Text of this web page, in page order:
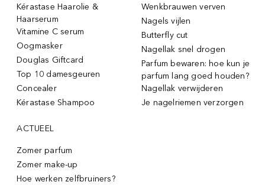
Kérastase Haarolie &
Haarserum
Vitamine C serum
Oogmasker
Douglas Giftcard
Top 10 damesgeuren
Concealer
Kérastase Shampoo
Wenkbrauwen verven
Nagels vijlen
Butterfly cut
Nagellak snel drogen
Parfum bewaren: hoe kun je
parfum lang goed houden?
Nagellak verwijderen
Je nagelriemen verzorgen
ACTUEEL
Zomer parfum
Zomer make-up
Hoe werken zelfbruiners?